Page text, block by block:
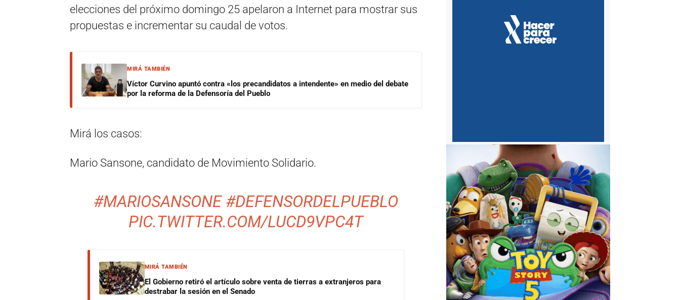
elecciones del próximo domingo 25 apelaron a Internet para mostrar sus
propuestas e incrementar su caudal de votos.
MIRÁ TAMBIÉN
Víctor Curvino apuntó contra «los precandidatos a intendente» en medio del debate
por la reforma de la Defensoría del Pueblo
Mirá los casos:
Mario Sansone, candidato de Movimiento Solidario.
#MARIOSANSONE #DEFENSORDELPUEBLO
PIC.TWITTER.COM/LUCD9VPC4T
MIRÁ TAMBIÉN
El Gobierno retiró el artículo sobre venta de tierras a extranjeros para
destrabar la sesión en el Senado